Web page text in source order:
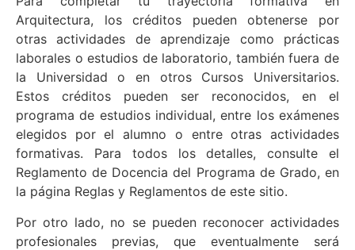
Arquitectura, los créditos pueden obtenerse por
otras actividades de aprendizaje como prácticas
laborales o estudios de laboratorio, también fuera de
la Universidad o en otros Cursos Universitarios.
Estos créditos pueden ser reconocidos, en el
programa de estudios individual, entre los exámenes
elegidos por el alumno o entre otras actividades
formativas. Para todos los detalles, consulte el
Reglamento de Docencia del Programa de Grado, en
la página Reglas y Reglamentos de este sitio.
Por otro lado, no se pueden reconocer actividades
profesionales previas, que eventualmente será